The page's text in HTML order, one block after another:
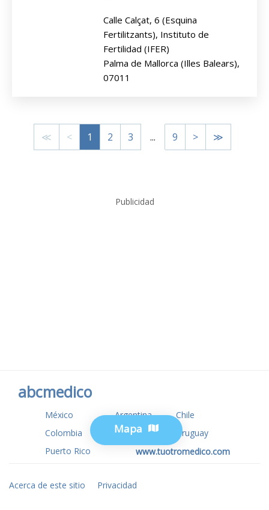
Calle Calçat, 6 (Esquina
Fertilitzants), Instituto de
Fertilidad (IFER)
Palma de Mallorca (Illes Balears),
07011
≪ < 1 2 3 ... 9 > ≫
Mapa
Publicidad
abcmedico
México Argentina
Chile
Colombia
USA
Uruguay
Puerto Rico
www.tuotromedico.com
Acerca de este sitio Privacidad